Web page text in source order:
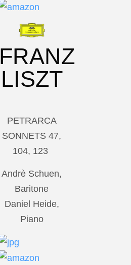
FRANZ
LISZT
PETRARCA
SONNETS 47,
104, 123
Andrè Schuen,
Baritone
Daniel Heide,
Piano